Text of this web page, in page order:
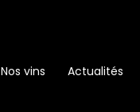
Nos vins Actualités